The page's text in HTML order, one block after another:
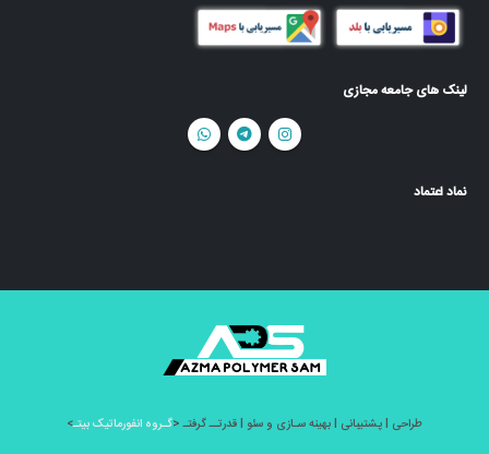
لینک های جامعه مجازی
نماد اعتماد
طراحی l پشتیبانی l بهینه سـازی و سئو l قدرتــ گرفتـ < گـروه انفورماتیک بیتـ>